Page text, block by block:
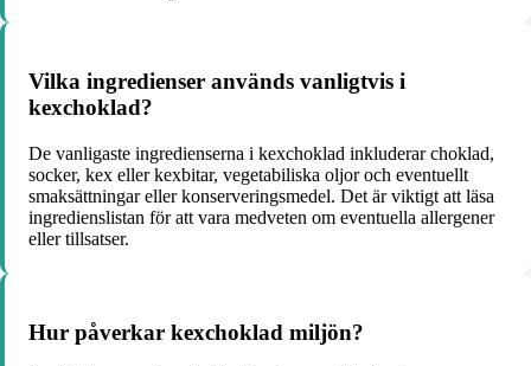
Vilka ingredienser används vanligtvis i
kexchoklad?
De vanligaste ingredienserna i kexchoklad inkluderar choklad,
socker, kex eller kexbitar, vegetabiliska oljor och eventuellt
smaksättningar eller konserveringsmedel. Det är viktigt att läsa
ingredienslistan för att vara medveten om eventuella allergener
eller tillsatser.
Hur påverkar kexchoklad miljön?